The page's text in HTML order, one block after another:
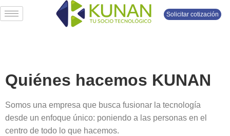
Solicitar cotización
Quiénes hacemos KUNAN
Somos una empresa que busca fusionar la tecnología
desde un enfoque único: poniendo a las personas en el
centro de todo lo que hacemos.